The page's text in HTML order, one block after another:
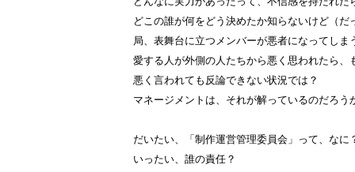
どこの誰が何をどう決めたか知らないけど（
局、表舞台に立つメンバーが悪者になってしま
愛する人が外側の人たちから悪く思われたら
悪く言われても反論できない状況では？
マネージメントは、それが解っているのだろう
だいたい、「制作運営管理委員会」って、な
いったい、誰の責任？